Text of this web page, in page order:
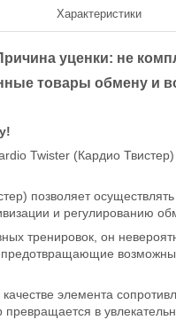
Характеристики
уценки: не
товары обмену и
Twister (Кардио
позволяет
и регулированию
тренировок, он
элемента
в